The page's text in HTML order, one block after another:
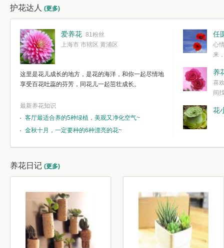
护花达人 (更多)
爱养花 81粉丝
上海市 市辖区 黄浦区
这里是花儿成长的地方，是花的海洋，和你一起尽情地
享受百花吐蕊的芬芳，同花儿一起茁壮成长。
最新养花知识
客厅最适合养的5种绿植，美观又净化空气~
金秋十月，一定要种的6种漂亮的花~
任
心
来
简单愉快的心
我们自己复杂
养
喜
间
花
养花日记 (更多)